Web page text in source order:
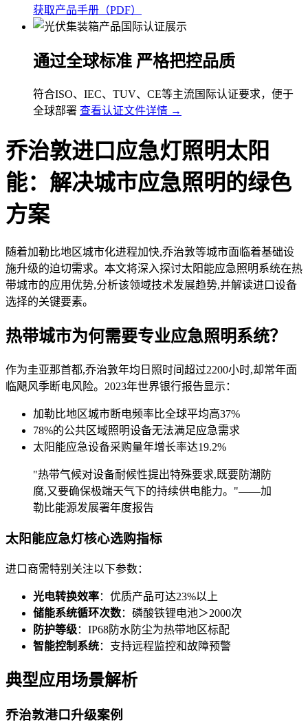
获取产品手册（PDF）
通过全球标准 严格把控品质
符合ISO、IEC、TUV、CE等主流国际认证要求，便于
全球部署 查看认证文件详情 →
乔治敦进口应急灯照明太阳
能：解决城市应急照明的绿色
方案
随着加勒比地区城市化进程加快,乔治敦等城市面临着基础设
施升级的迫切需求。本文将深入探讨太阳能应急照明系统在热
带城市的应用优势,分析该领域技术发展趋势,并解读进口设备
选择的关键要素。
热带城市为何需要专业应急照明系统？
作为圭亚那首都,乔治敦年均日照时间超过2200小时,却常年面
临飓风季断电风险。2023年世界银行报告显示：
加勒比地区城市断电频率比全球平均高37%
78%的公共区域照明设备无法满足应急需求
太阳能应急设备采购量年增长率达19.2%
"热带气候对设备耐候性提出特殊要求,既要防潮防
腐,又要确保极端天气下的持续供电能力。"——加
勒比能源发展署年度报告
太阳能应急灯核心选购指标
进口商需特别关注以下参数：
光电转换效率：优质产品可达23%以上
储能系统循环次数：磷酸铁锂电池＞2000次
防护等级：IP68防水防尘为热带地区标配
智能控制系统：支持远程监控和故障预警
典型应用场景解析
乔治敦港口升级案例